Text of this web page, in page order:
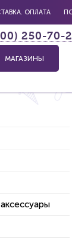
ОПЛАТА
250-70-
МАГАЗИНЫ